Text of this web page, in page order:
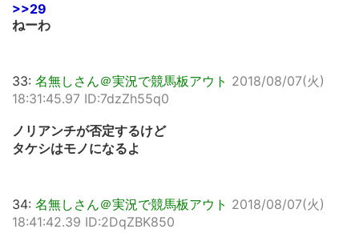
>>29
ねーわ
33: 名無しさん＠実況で競馬板アウト 2018/08/07(火)
18:31:45.97 ID:7dzZh55q0
ノリアンチが否定するけど
タケシはモノになるよ
34: 名無しさん＠実況で競馬板アウト 2018/08/07(火)
18:41:42.39 ID:2DqZBK850